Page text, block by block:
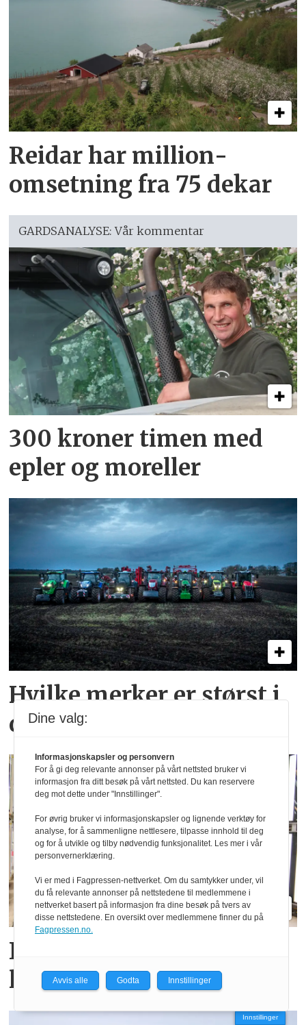
Reidar har million­
omsetning fra 75 dekar
GARDSANALYSE: Vår kommentar
300 kroner timen med
epler og moreller
Hvilke merker er størst i
ditt fylke?
Fendt gjør endringer i
ledelsen
Innstillinger
Dine valg:
Informasjonskapsler og personvern
For å gi deg relevante annonser på vårt nettsted bruker vi
informasjon fra ditt besøk på vårt nettsted. Du kan reservere
deg mot dette under "Innstillinger".
For øvrig bruker vi informasjonskapsler og lignende verktøy for
analyse, for å sammenligne nettlesere, tilpasse innhold til deg
og for å utvikle og tilby nødvendig funksjonalitet. Les mer i vår
personvernerklæring.
Vi er med i Fagpressen-nettverket. Om du samtykker under, vil
du få relevante annonser på nettstedene til medlemmene i
nettverket basert på informasjon fra dine besøk på tvers av
disse nettstedene. En oversikt over medlemmene finner du på
Fagpressen.no.
Avvis alle Godta Innstillinger